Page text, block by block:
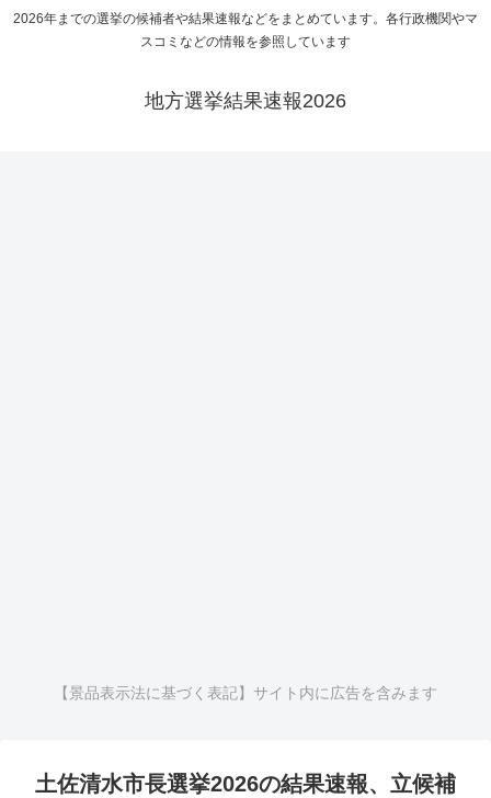
2026年までの選挙の候補者や結果速報などをまとめています。各行政機関やマ
スコミなどの情報を参照しています
地方選挙結果速報2026
【景品表示法に基づく表記】サイト内に広告を含みます
土佐清水市長選挙2026の結果速報、立候補